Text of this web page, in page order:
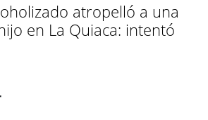
atropelló a una
en La Quiaca: intentó